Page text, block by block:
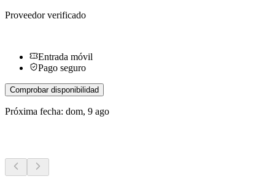
Proveedor verificado
Entrada móvil
Pago seguro
Comprobar disponibilidad
Próxima fecha: dom, 9 ago